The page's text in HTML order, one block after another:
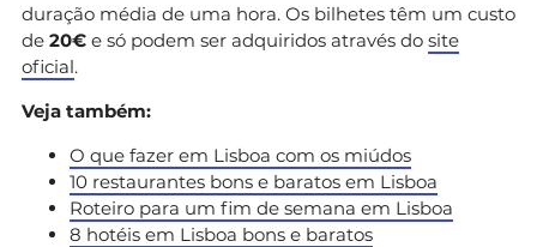
duração média de uma hora. Os bilhetes têm um custo
de 20€ e só podem ser adquiridos através do site
oficial.
Veja também:
O que fazer em Lisboa com os miúdos
10 restaurantes bons e baratos em Lisboa
Roteiro para um fim de semana em Lisboa
8 hotéis em Lisboa bons e baratos